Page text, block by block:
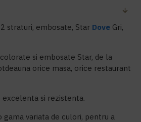
straturi, embosate, Star Dove Gri,
si embosate Star, de la
orice masa, orice restaurant
excelenta si rezistenta.
gama variata de culori, pentru a